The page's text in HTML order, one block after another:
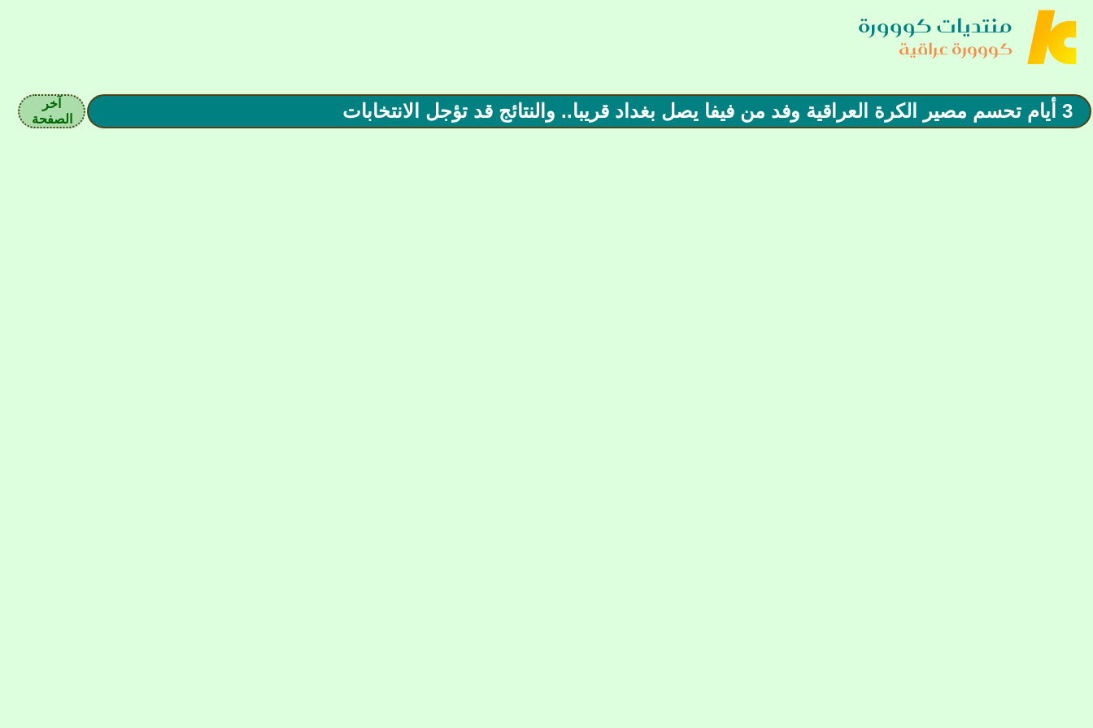
منتديات كووورة
كووورة عراقية
3 أيام تحسم مصير الكرة العراقية وفد من فيفا يصل بغداد قريبا.. والنتائج قد تؤجل الانتخابات
آخر
الصفحة